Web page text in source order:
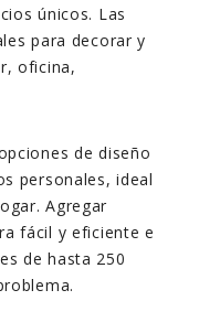
únicos. Las
para decorar y
oficina,
de diseño
personales, ideal
Agregar
fácil y eficiente e
de hasta 250